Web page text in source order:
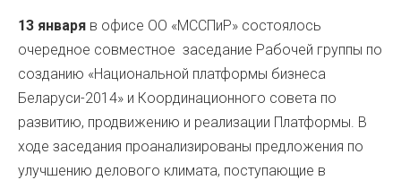
13 января в офисе ОО «МССПиР» состоялось
очередное совместное заседание Рабочей группы по
созданию «Национальной платформы бизнеса
Беларуси-2014» и Координационного совета по
развитию, продвижению и реализации Платформы. В
ходе заседания проанализированы предложения по
улучшению делового климата, поступающие в